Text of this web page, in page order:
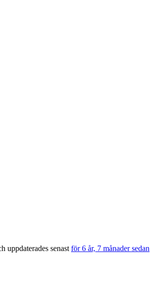
uppdaterades senastför 6 år, 7 månader sedan